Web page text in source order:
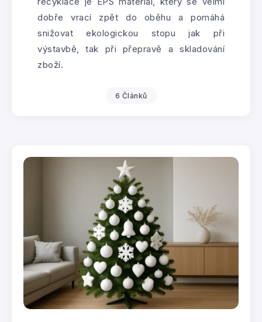
dobře vrací zpět do oběhu a pomáhá
snižovat ekologickou stopu jak při
výstavbě, tak při přepravě a skladování
zboží.
6 Článků